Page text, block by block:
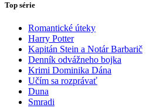
Top série
Romantické úteky
Harry Potter
Kapitán Stein a Notár Barbarič
Denník odvážneho bojka
Krimi Dominika Dána
Učím sa rozprávať
Duna
Smradi